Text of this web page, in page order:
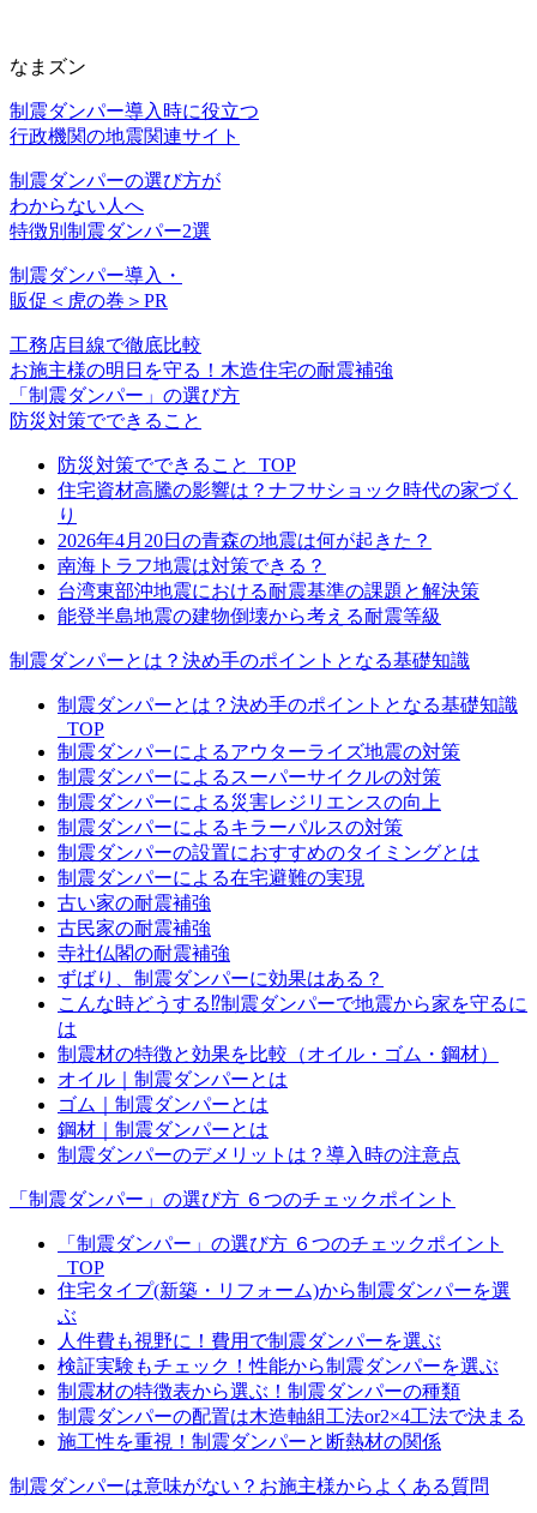
なまズン
制震ダンパー導入時に役立つ
行政機関の地震関連サイト
制震ダンパーの選び方が
わからない人へ
特徴別制震ダンパー2選
制震ダンパー導入・
販促＜虎の巻＞PR
工務店目線で徹底比較
お施主様の明日を守る！木造住宅の耐震補強
「制震ダンパー」の選び方
防災対策でできること
防災対策でできること_TOP
住宅資材高騰の影響は？ナフサショック時代の家づく
り
2026年4月20日の青森の地震は何が起きた？
南海トラフ地震は対策できる？
台湾東部沖地震における耐震基準の課題と解決策
能登半島地震の建物倒壊から考える耐震等級
制震ダンパーとは？決め手のポイントとなる基礎知識
制震ダンパーとは？決め手のポイントとなる基礎知識
_TOP
制震ダンパーによるアウターライズ地震の対策
制震ダンパーによるスーパーサイクルの対策
制震ダンパーによる災害レジリエンスの向上
制震ダンパーによるキラーパルスの対策
制震ダンパーの設置におすすめのタイミングとは
制震ダンパーによる在宅避難の実現
古い家の耐震補強
古民家の耐震補強
寺社仏閣の耐震補強
ずばり、制震ダンパーに効果はある？
こんな時どうする⁉制震ダンパーで地震から家を守るに
は
制震材の特徴と効果を比較（オイル・ゴム・鋼材）
オイル｜制震ダンパーとは
ゴム｜制震ダンパーとは
鋼材｜制震ダンパーとは
制震ダンパーのデメリットは？導入時の注意点
「制震ダンパー」の選び方 ６つのチェックポイント
「制震ダンパー」の選び方 ６つのチェックポイント
_TOP
住宅タイプ(新築・リフォーム)から制震ダンパーを選
ぶ
人件費も視野に！費用で制震ダンパーを選ぶ
検証実験もチェック！性能から制震ダンパーを選ぶ
制震材の特徴表から選ぶ！制震ダンパーの種類
制震ダンパーの配置は木造軸組工法or2×4工法で決まる
施工性を重視！制震ダンパーと断熱材の関係
制震ダンパーは意味がない？お施主様からよくある質問